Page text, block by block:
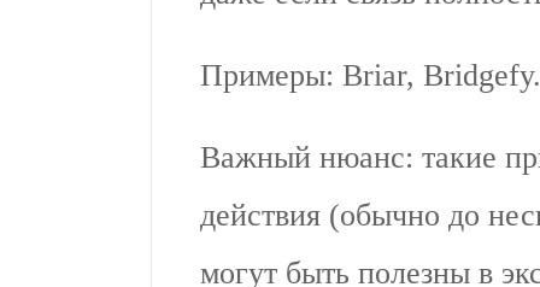
Примеры: Briar, Bridgefy.
Важный нюанс: такие
действия (обычно до
могут быть полезны в